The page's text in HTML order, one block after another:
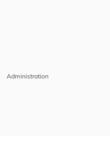
Administration